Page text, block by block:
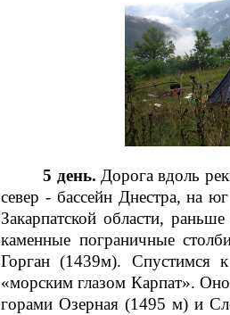
5 день. Дорога вдоль
север - бассейн Днестра, на
Закарпатской области,
каменные пограничные
Горган (1439м). Спустимся
«морским глазом Карпат».
горами Озерная (1495 м) и